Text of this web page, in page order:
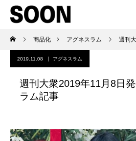
商品化 アグネスラム 週刊大衆
2019.11.08 アグネスラム
週刊大衆2019年11月8日
ラム記事